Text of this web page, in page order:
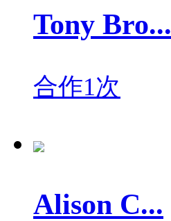
Tony Bro...
合作1次
Alison C...